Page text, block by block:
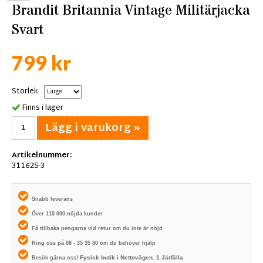
Brandit Britannia Vintage Militärjacka
Svart
799 kr
Storlek
Finns i lager
Lägg i varukorg »
Artikelnummer:
31162S-3
Snabb leverans
Över 110 000 nöjda kunder
Få tillbaka pengarna vid retur om du inte är nöjd
Ring oss på 08 - 35 35 80 om du behöver hjälp
Besök gärna oss! Fysisk butik i Nettovägen. 1 Järfälla